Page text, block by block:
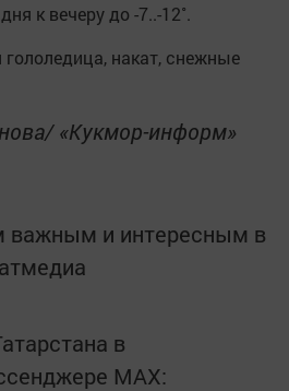
к вечеру до -7..-12˚.
гололедица, накат, снежные
«Кукмор-информ»
важным и интересным в
в
MАХ: